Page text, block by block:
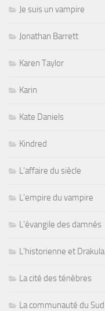
Je suis un vampire
Jonathan Barrett
Karen Taylor
Karin
Kate Daniels
Kindred
L'affaire du siècle
L'empire du vampire
L'évangile des damnés
L'historienne et Drakula
La cité des ténèbres
La communauté du Sud